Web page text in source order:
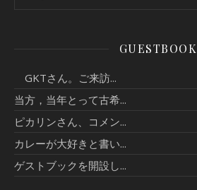
GUESTBOOK
GKTさん。ご来訪...
当方，当年とって古希...
ピカリンさん、コメン...
カレーが大好きと書い...
ゲストブックを開設し...